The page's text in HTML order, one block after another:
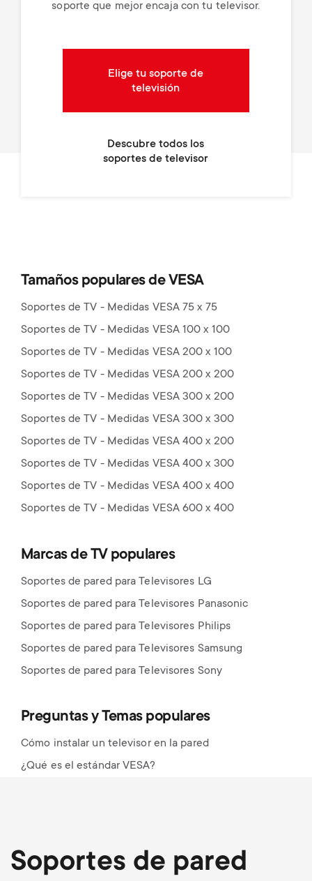
soporte que mejor encaja con tu televisor.
Elige tu soporte de
televisión
Descubre todos los
soportes de televisor
Tamaños populares de VESA
Soportes de TV - Medidas VESA 75 x 75
Soportes de TV - Medidas VESA 100 x 100
Soportes de TV - Medidas VESA 200 x 100
Soportes de TV - Medidas VESA 200 x 200
Soportes de TV - Medidas VESA 300 x 200
Soportes de TV - Medidas VESA 300 x 300
Soportes de TV - Medidas VESA 400 x 200
Soportes de TV - Medidas VESA 400 x 300
Soportes de TV - Medidas VESA 400 x 400
Soportes de TV - Medidas VESA 600 x 400
Marcas de TV populares
Soportes de pared para Televisores LG
Soportes de pared para Televisores Panasonic
Soportes de pared para Televisores Philips
Soportes de pared para Televisores Samsung
Soportes de pared para Televisores Sony
Preguntas y Temas populares
Cómo instalar un televisor en la pared
¿Qué es el estándar VESA?
Soportes de pared